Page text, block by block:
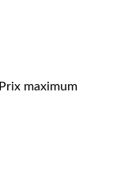
Prix maximum